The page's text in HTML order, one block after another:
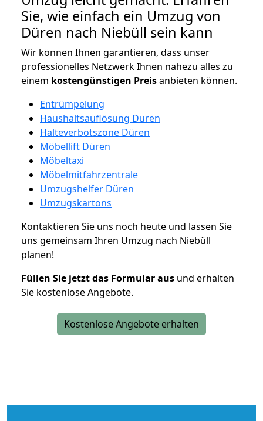
Sie, wie einfach ein Umzug von
Düren nach Niebüll sein kann
Wir können Ihnen garantieren, dass unser
professionelles Netzwerk Ihnen nahezu alles zu
einem kostengünstigen Preisanbieten können.
Entrümpelung
Haushaltsauflösung Düren
Halteverbotszone Düren
Möbellift Düren
Möbeltaxi
Möbelmitfahrzentrale
Umzugshelfer Düren
Umzugskartons
Kontaktieren Sie uns noch heute und lassen Sie
uns gemeinsam Ihren Umzug nach Niebüll
planen!
Füllen Sie jetzt das Formular aus und erhalten
Sie kostenlose Angebote.
Kostenlose Angebote erhalten